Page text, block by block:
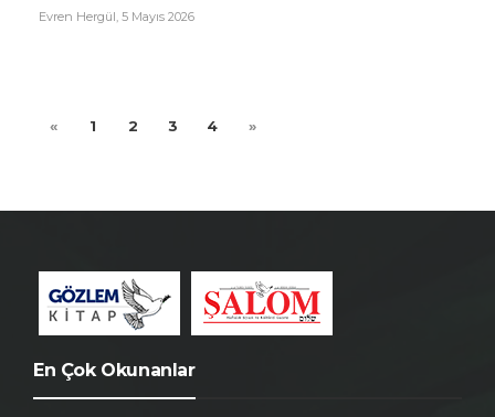
Evren Hergül 5 Mayıs 2026
« 1 2 3 4 »
En Çok Okunanlar